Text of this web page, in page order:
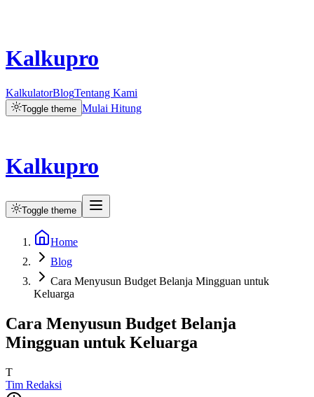
Kalkupro
KalkulatorBlogTentang Kami
Toggle theme Mulai Hitung
Kalkupro
Toggle theme
Home
Blog
Cara Menyusun Budget Belanja Mingguan untuk
Keluarga
Cara Menyusun Budget Belanja
Mingguan untuk Keluarga
T
Tim Redaksi